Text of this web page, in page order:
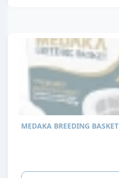
MEDAKA BREEDING BASKET